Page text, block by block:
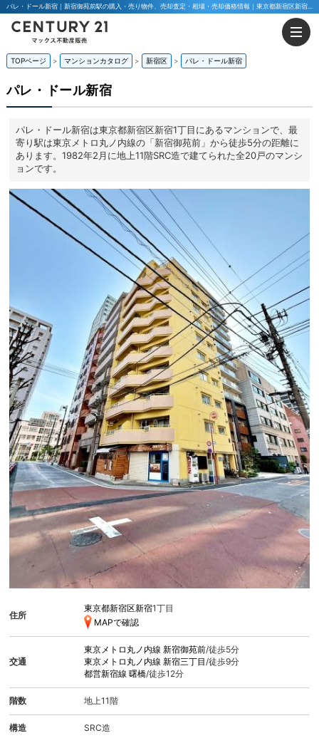
パレ・ドール新宿｜新宿御苑前駅の購入・売り物件、売却査定・相場・売却価格情報｜東京都新宿区新宿1丁目のマンション情報｜マックス不動産販売 東京八王子店・東京荻窪店
TOPページ マンションカタログ 新宿区 パレ・ドール新宿
パレ・ドール新宿
パレ・ドール新宿は東京都新宿区新宿1丁目にあるマンションで、最
寄り駅は東京メトロ丸ノ内線の「新宿御苑前」から徒歩5分の距離に
あります。1982年2月に地上11階SRC造で建てられた全20戸のマンシ
ョンです。
住所
東京都新宿区新宿1丁目
MAPで確認
交通
東京メトロ丸ノ内線新宿御苑前/徒歩5分
東京メトロ丸ノ内線新宿三丁目/徒歩9分
都営新宿線曙橋/徒歩12分
階数 地上11階
構造 SRC造